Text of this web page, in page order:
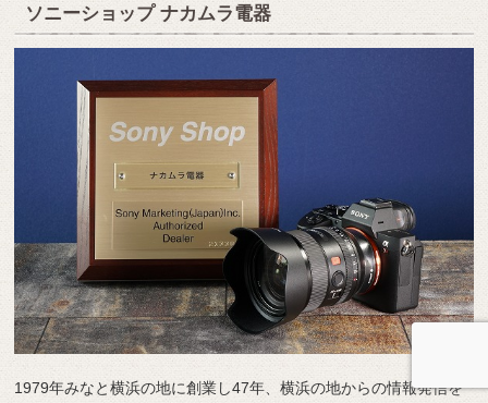
ソニーショップ ナカムラ電器
1979年みなと横浜の地に創業し47年、横浜の地からの情報発信を